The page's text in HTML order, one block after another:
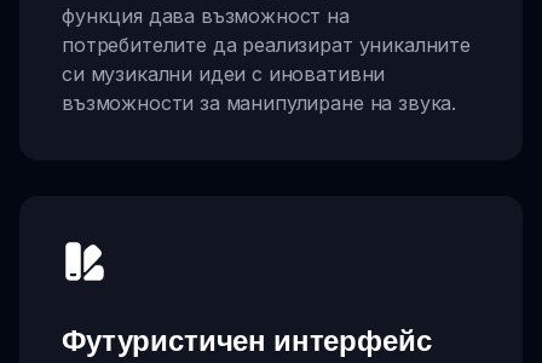
функция дава възможност на
потребителите да реализират уникалните
си музикални идеи с иновативни
възможности за манипулиране на звука.
Футуристичен интерфейс